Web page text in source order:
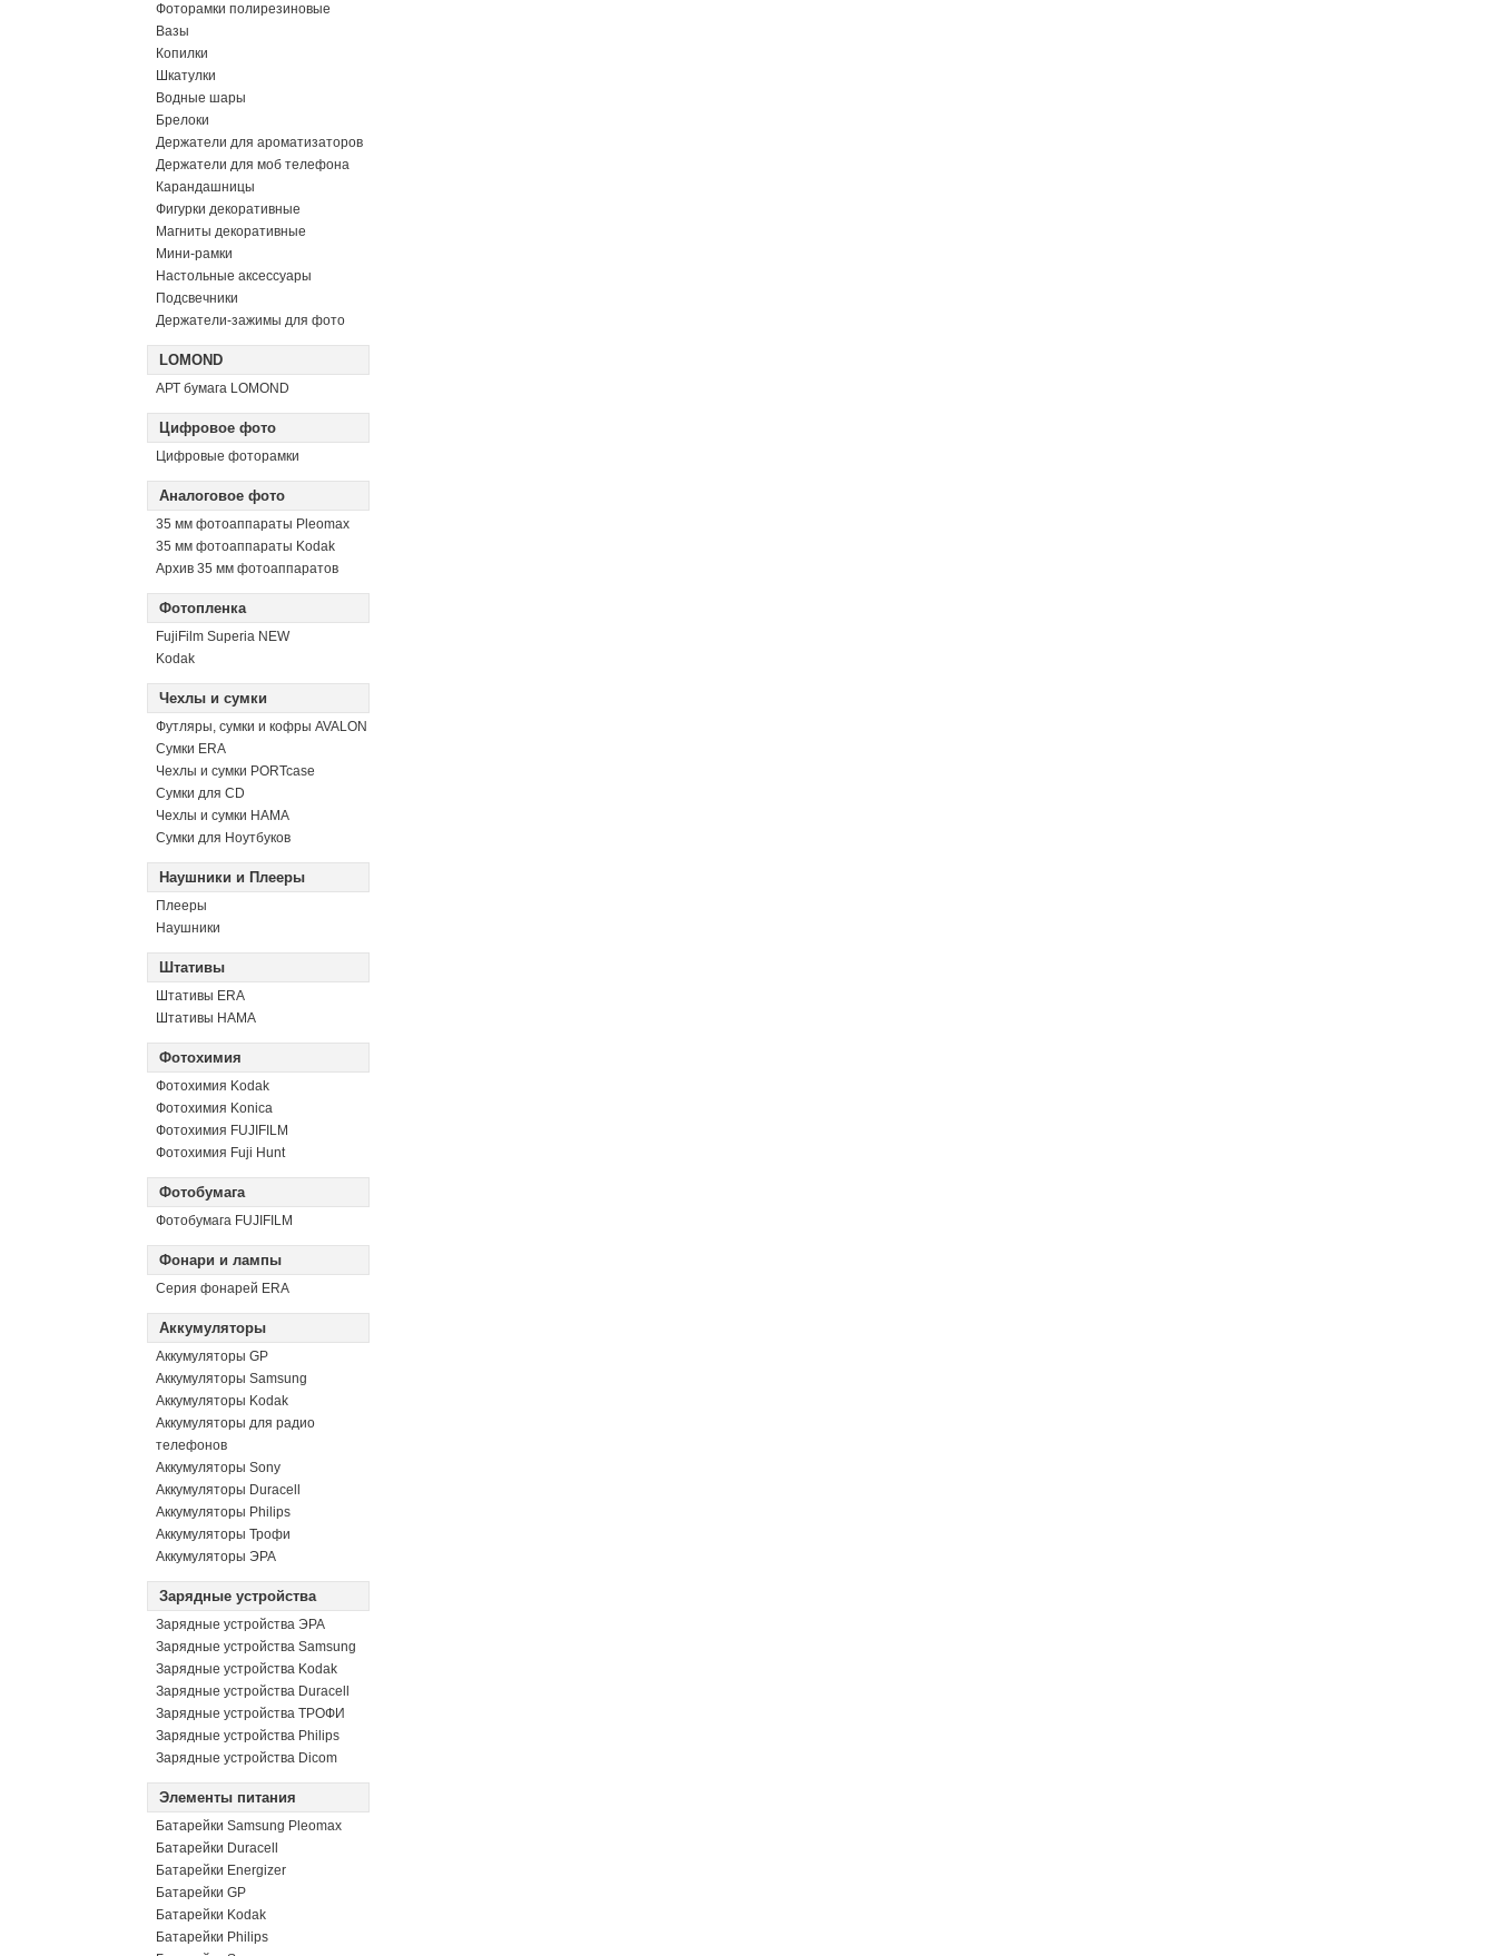
Фоторамки полирезиновые
Вазы
Копилки
Шкатулки
Водные шары
Брелоки
Держатели для ароматизаторов
Держатели для моб телефона
Карандашницы
Фигурки декоративные
Магниты декоративные
Мини-рамки
Настольные аксессуары
Подсвечники
Держатели-зажимы для фото
LOMOND
АРТ бумага LOMOND
Цифровое фото
Цифровые фоторамки
Аналоговое фото
35 мм фотоаппараты Pleomax
35 мм фотоаппараты Kodak
Архив 35 мм фотоаппаратов
Фотопленка
FujiFilm Superia NEW
Kodak
Чехлы и сумки
Футляры, сумки и кофры AVALON
Сумки ERA
Чехлы и сумки PORTcase
Сумки для CD
Чехлы и сумки HAMA
Сумки для Ноутбуков
Наушники и Плееры
Плееры
Наушники
Штативы
Штативы ERA
Штативы HAMA
Фотохимия
Фотохимия Kodak
Фотохимия Konica
Фотохимия FUJIFILM
Фотохимия Fuji Hunt
Фотобумага
Фотобумага FUJIFILM
Фонари и лампы
Серия фонарей ERA
Аккумуляторы
Аккумуляторы GP
Аккумуляторы Samsung
Аккумуляторы Kodak
Аккумуляторы для радио
телефонов
Аккумуляторы Sony
Аккумуляторы Duracell
Аккумуляторы Philips
Аккумуляторы Трофи
Аккумуляторы ЭРА
Зарядные устройства
Зарядные устройства ЭРА
Зарядные устройства Samsung
Зарядные устройства Kodak
Зарядные устройства Duracell
Зарядные устройства ТРОФИ
Зарядные устройства Philips
Зарядные устройства Dicom
Элементы питания
Батарейки Samsung Pleomax
Батарейки Duracell
Батарейки Energizer
Батарейки GP
Батарейки Kodak
Батарейки Philips